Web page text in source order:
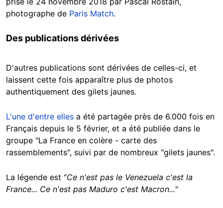
photographe de Paris Match.
Des publications dérivées
D'autres publications sont dérivées de celles-ci, et
laissent cette fois apparaître plus de photos
authentiquement des gilets jaunes.
L'une d'entre elles a été partagée près de 6.000 fois en
Français depuis le 5 février, et a été publiée dans le
groupe "La France en colère - carte des
rassemblements", suivi par de nombreux "gilets jaunes".
La légende est "Ce n'est pas le Venezuela c'est la
France... Ce n'est pas Maduro c'est Macron..."